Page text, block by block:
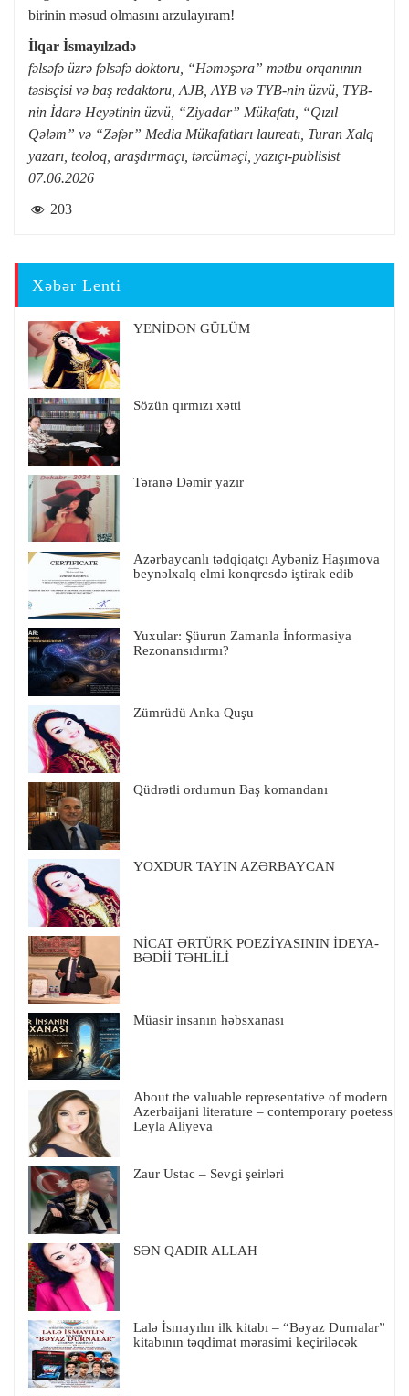
birinin məsud olmasını arzulayıram!
İlqar İsmayılzadə
fəlsəfə üzrə fəlsəfə doktoru, “Həməşəra” mətbu orqanının
təsisçisi və baş redaktoru, AJB, AYB və TYB-nin üzvü, TYB-
nin İdarə Heyətinin üzvü, “Ziyadar” Mükafatı, “Qızıl
Qələm” və “Zəfər” Media Mükafatları laureatı, Turan Xalq
yazarı, teoloq, araşdırmaçı, tərcüməçi, yazıçı-publisist
07.06.2026
203
Xəbər Lenti
YENİDƏN GÜLÜM
Sözün qırmızı xətti
Təranə Dəmir yazır
Azərbaycanlı tədqiqatçı Aybəniz Haşımova
beynəlxalq elmi konqresdə iştirak edib
Yuxular: Şüurun Zamanla İnformasiya
Rezonansıdırmı?
Zümrüdü Anka Quşu
Qüdrətli ordumun Baş komandanı
YOXDUR TAYIN AZƏRBAYCAN
NİCAT ƏRTÜRK POEZİYASININ İDEYA-
BƏDİİ TƏHLİLİ
Müasir insanın həbsxanası
About the valuable representative of modern
Azerbaijani literature – contemporary poetess
Leyla Aliyeva
Zaur Ustac – Sevgi şeirləri
SƏN QADIR ALLAH
Lalə İsmayılın ilk kitabı – “Bəyaz Durnalar”
kitabının təqdimat mərasimi keçiriləcək